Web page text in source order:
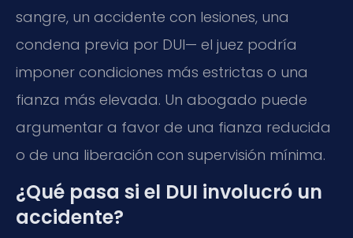
sangre, un accidente con lesiones, una
condena previa por DUI— el juez podría
imponer condiciones más estrictas o una
fianza más elevada. Un abogado puede
argumentar a favor de una fianza reducida
o de una liberación con supervisión mínima.
¿Qué pasa si el DUI involucró un
accidente?